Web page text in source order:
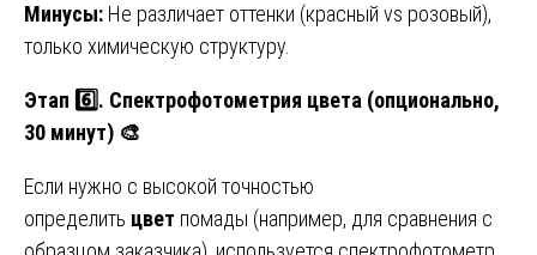
Минусы: Не различает оттенки (красный vs розовый),
только химическую структуру.
Этап 6️⃣. Спектрофотометрия цвета (опционально,
30 минут) 🎨
Если нужно с высокой точностью
определить цвет помады (например, для сравнения с